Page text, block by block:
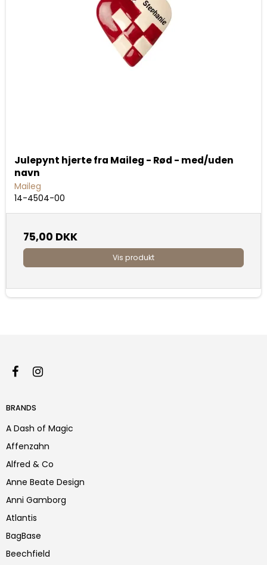
Julepynt hjerte fra Maileg - Rød - med/uden
navn
Maileg
14-4504-00
75,00 DKK
Vis produkt
BRANDS
A Dash of Magic
Affenzahn
Alfred & Co
Anne Beate Design
Anni Gamborg
Atlantis
BagBase
Beechfield